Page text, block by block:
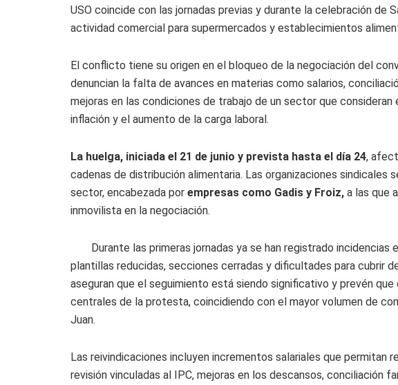
USO coincide con las jornadas previas y durante la celebración de
actividad comercial para supermercados y establecimientos
El conflicto tiene su origen en el bloqueo de la negociación del
denuncian la falta de avances en materias como salarios,
mejoras en las condiciones de trabajo de un sector que
inflación y el aumento de la carga laboral.
La huelga, iniciada el 21 de junio y prevista hasta el día 24,
cadenas de distribución alimentaria. Las organizaciones sindicales
sector, encabezada por empresas como Gadis y Froiz, a las que
inmovilista en la negociación.
Durante las primeras jornadas ya se han registrado
plantillas reducidas, secciones cerradas y dificultades para cubrir
aseguran que el seguimiento está siendo significativo y prevén
centrales de la protesta, coincidiendo con el mayor volumen de
Juan.
Las reivindicaciones incluyen incrementos salariales que permitan
revisión vinculadas al IPC, mejoras en los descansos, conciliación